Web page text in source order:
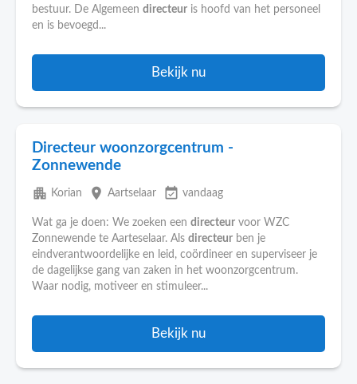
bestuur. De Algemeen directeur is hoofd van het personeel
en is bevoegd...
Bekijk nu
Directeur woonzorgcentrum -
Zonnewende
apartment Korian place Aartselaar event_available vandaag
Wat ga je doen: We zoeken een directeur voor WZC
Zonnewende te Aarteselaar. Als directeur ben je
eindverantwoordelijke en leid, coördineer en superviseer je
de dagelijkse gang van zaken in het woonzorgcentrum.
Waar nodig, motiveer en stimuleer...
Bekijk nu